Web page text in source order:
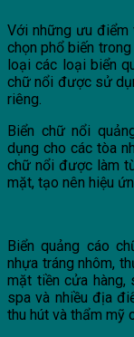
Với những ưu
chọn phổ biến
loại các loại biển
chữ nổi được sử
riêng.
Biển chữ nổi
dụng cho các tòa
chữ nổi được làm
mặt, tạo nên hiệu
Biển quảng cáo
nhựa tráng nhôm,
mặt tiền cửa hàng,
spa và nhiều địa
thu hút và thẩm mỹ